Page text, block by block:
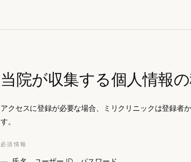
当院が収集する個人情報
アクセスに登録が必要な場合、ミリクリニックは登録者
す。
必須情報